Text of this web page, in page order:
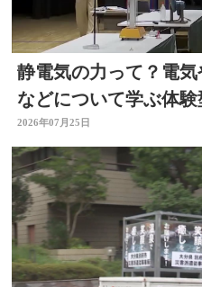
静電気の力って？電
などについて学ぶ体
大分
2026年07月25日